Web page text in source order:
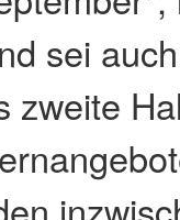
sei
zweite